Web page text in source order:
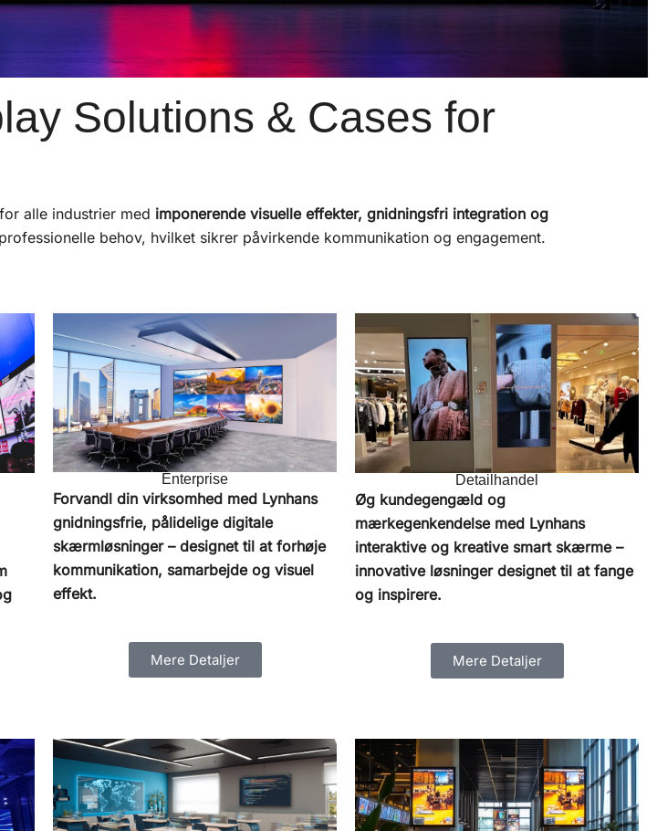
Solutions & Cases for
alle industrier med imponerende visuelle effekter, gnidningsfri integration og
behov, hvilket sikrer påvirkende kommunikation og engagement.
Enterprise
Forvandl din virksomhed med Lynhans
gnidningsfrie, pålidelige digitale
skærmløsninger – designet til at forhøje
kommunikation, samarbejde og visuel
effekt.
Mere Detaljer
Detailhandel
Øg kundegengæld og
mærkegenkendelse med Lynhans
interaktive og kreative smart skærme –
innovative løsninger designet til at fange
og inspirere.
Mere Detaljer